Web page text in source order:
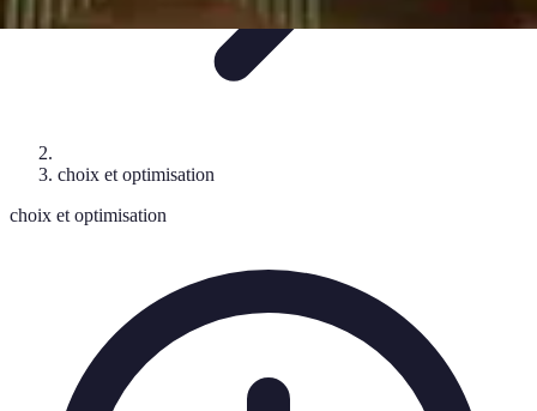
choix et optimisation
choix et optimisation